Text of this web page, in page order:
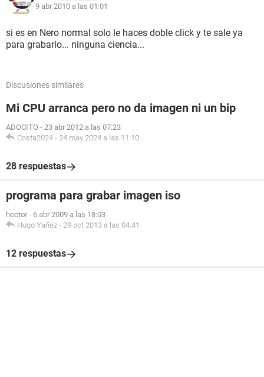
9 abr 2010 a las 01:01
si es en Nero normal solo le haces doble click y te sale ya
para grabarlo... ninguna ciencia...
Discusiones similares
Mi CPU arranca pero no da imagen ni un bip
ADOCITO - 23 abr 2012 a las 07:23
Costa2024 - 24 may 2024 a las 11:10
28 respuestas
programa para grabar imagen iso
hector - 6 abr 2009 a las 18:03
Hugo Yañez - 29 oct 2013 a las 04:41
12 respuestas